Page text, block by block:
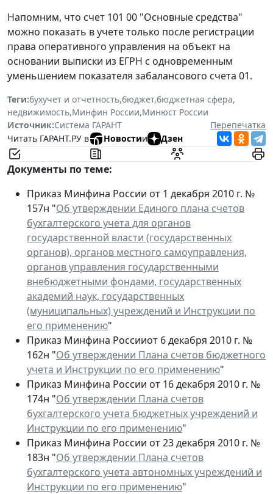
Напомним, что счет 101 00 "Основные средства"
можно показать в учете только после регистрации
права оперативного управления на объект на
основании выписки из ЕГРН с одновременным
уменьшением показателя забалансового счета 01.
Теги:бухучет и отчетность,бюджет,бюджетная сфера,
недвижимость,Минфин России,Минюст России
Источник:Система ГАРАНТ
Перепечатка
Читать ГАРАНТ.РУ в
Новостии Дзен
Документы по теме:
Приказ Минфина России от 1 декабря 2010 г. №
157н "Об утверждении Единого плана счетов
бухгалтерского учета для органов
государственной власти (государственных
органов), органов местного самоуправления,
органов управления государственными
внебюджетными фондами, государственных
академий наук, государственных
(муниципальных) учреждений и Инструкции по
его применению"
Приказ Минфина Россииот 6 декабря 2010 г. №
162н "Об утверждении Плана счетов бюджетного
учета и Инструкции по его применению"
Приказ Минфина России от 16 декабря 2010 г. №
174н "Об утверждении Плана счетов
бухгалтерского учета бюджетных учреждений и
Инструкции по его применению"
Приказ Минфина России от 23 декабря 2010 г. №
183н "Об утверждении Плана счетов
бухгалтерского учета автономных учреждений и
Инструкции по его применению"